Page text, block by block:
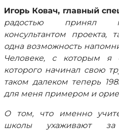
Игорь Ковач, главный
радостью принял
консультантом проекта,
одна возможность
Человеке, с которым
которого начинал свою
таком далеком теперь
для меня примером и
О том, что именно
школы ухаживают